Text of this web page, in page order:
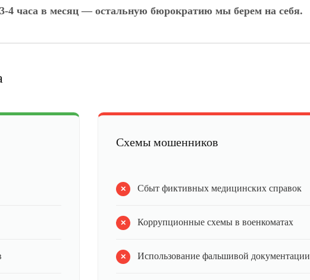
3-4 часа в месяц — остальную бюрократию мы берем на себя.
Схемы мошенников
Сбыт фиктивных медицинских справок
Коррупционные схемы в военкоматах
Использование фальшивой документации